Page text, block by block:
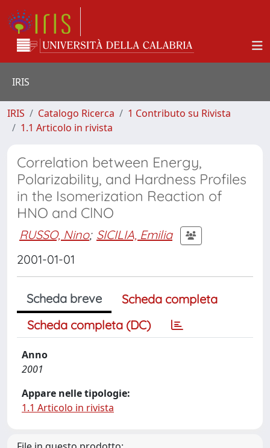
IRIS
IRIS Catalogo Ricerca
1 Contributo su Rivista
1.1 Articolo in rivista
Correlation between Energy,
Polarizability, and Hardness Profiles
in the Isomerization Reaction of
HNO and ClNO
RUSSO, Nino; SICILIA, Emilia
2001-01-01
Scheda breve
Scheda completa
Scheda completa (DC)
Anno
2001
Appare nelle tipologie:
1.1 Articolo in rivista